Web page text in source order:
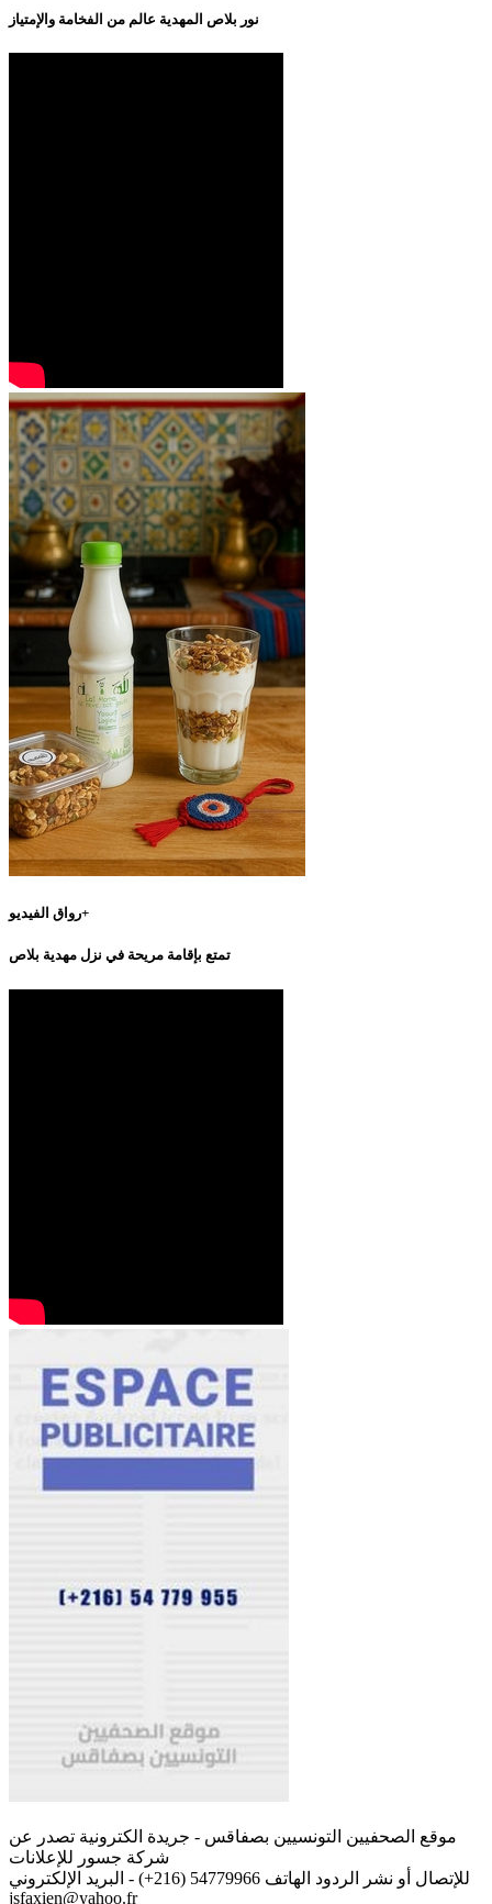
نور بلاص المهدية عالم من الفخامة والإمتياز
رواق الفيديو+
تمتع بإقامة مريحة في نزل مهدية بلاص
موقع الصحفيين التونسيين بصفاقس - جريدة الكترونية تصدر عن
شركة جسور للإعلانات
للإتصال أو نشر الردود الهاتف 54779966 (216+) - البريد الإلكتروني
jsfaxien@yahoo.fr